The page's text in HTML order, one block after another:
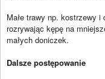
Małe trawy np. kostrzewy
rozrywając kępę na
małych doniczek.
Dalsze postępowanie